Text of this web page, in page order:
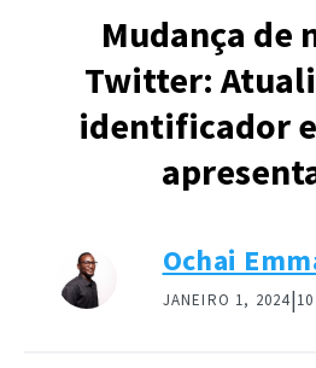
Mudança de
Twitter:
identificador
Ochai
JANEIRO 1, 2024|